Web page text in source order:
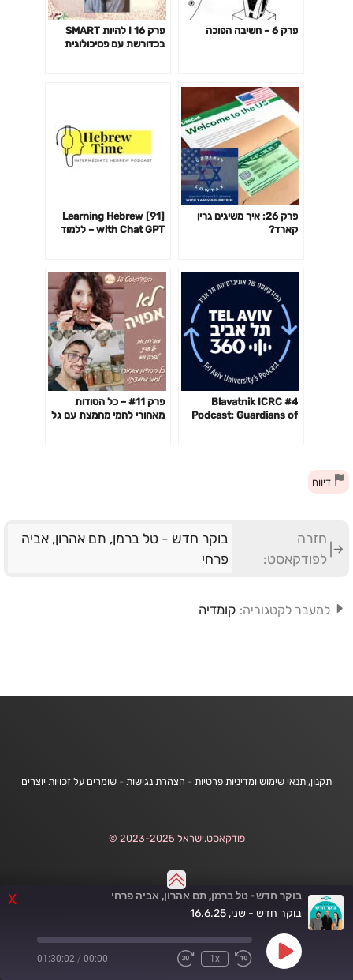
X בוקר חדש - טל ברמן, תם אהרון, אביה פרחי
בוקר חדש - שני, 16.6.25
Play
Episode
Rewind
1x
Fast
00:00
/
01:30:02
פרק 6 – חשיבה הפוכה
פרק 16 I להיות SMART
בכדורשת עם פסיכולוגית
פרק 26: איך משיגים גרין
קארד?
[91] Learning Hebrew
with Chat GPT – ללמוד
#4 Blavatnik ICRC
Podcast: Guardians of
פרק #11 – כל הסודות
מאחורי לחמי מחמצת עם גל
דיווח
חזרה
לפודקאסט:
בוקר חדש - טל ברמן, תם אהרון, אביה
פרחי
למעבר לקטגוריה: קומדיה
תקנון, תנאי שימוש ומדיניות פרטיות - הצהרת נגישות - שומרים על זכויות יוצרים
פודקאסט.ישראל 2023-2025 ©